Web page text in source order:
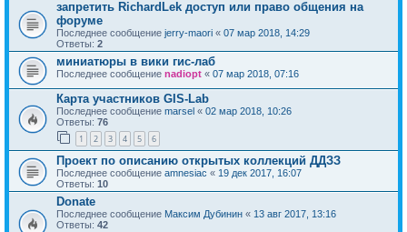
запретить RichardLek доступ или право общения на
форуме
Последнее сообщение jerry-maori « 07 мар 2018, 14:29
Ответы: 2
миниатюры в вики гис-лаб
Последнее сообщение nadiopt « 07 мар 2018, 07:16
Карта участников GIS-Lab
Последнее сообщение marsel « 02 мар 2018, 10:26
Ответы: 76
1 2 3 4 5 6
Проект по описанию открытых коллекций ДДЗЗ
Последнее сообщение amnesiac « 19 дек 2017, 16:07
Ответы: 10
Donate
Последнее сообщение Максим Дубинин « 13 авг 2017, 13:16
Ответы: 42